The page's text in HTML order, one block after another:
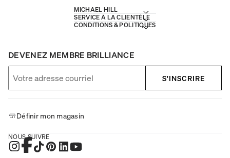
MICHAEL HILL
SERVICE À LA CLIENTÈLE
CONDITIONS & POLITIQUES
DEVENEZ MEMBRE BRILLIANCE
S'INSCRIRE
Définir mon magasin
NOUS SUIVRE